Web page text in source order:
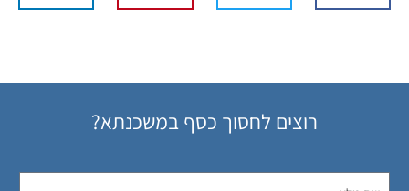
רוצים לחסוך כסף במשכנתא?